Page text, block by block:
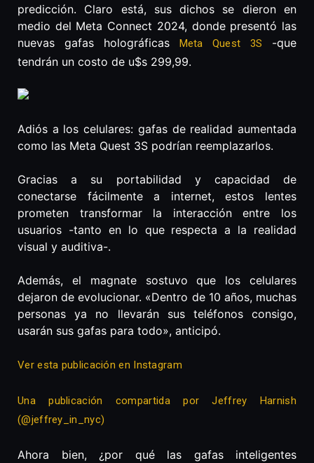
predicción. Claro está, sus dichos se dieron en
medio del Meta Connect 2024, donde presentó las
nuevas gafas holográficas Meta Quest 3S
-que
tendrán un costo de u$s 299,99.
Adiós a los celulares: gafas de realidad aumentada
como las Meta Quest 3S podrían reemplazarlos.
Gracias a su portabilidad y capacidad de
conectarse fácilmente a internet, estos lentes
prometen transformar la interacción entre los
usuarios -tanto en lo que respecta a la realidad
visual y auditiva-.
Además, el magnate sostuvo que los celulares
dejaron de evolucionar. «Dentro de 10 años, muchas
personas ya no llevarán sus teléfonos consigo,
usarán sus gafas para todo», anticipó.
Ver esta publicación en Instagram
Una publicación compartida por Jeffrey Harnish
(@jeffrey_in_nyc)
Ahora bien, ¿por qué las gafas inteligentes